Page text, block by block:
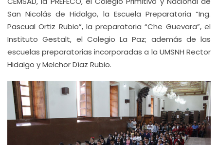
San Nicolás de Hidalgo, la Escuela Preparatoria “Ing.
Pascual Ortiz Rubio”, la preparatoria “Che Guevara”, el
Instituto Gestalt, el Colegio La Paz; además de las
escuelas preparatorias incorporadas a la UMSNH Rector
Hidalgo y Melchor Díaz Rubio.